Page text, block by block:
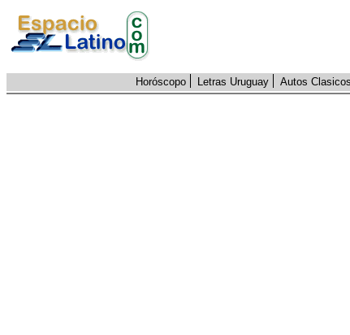
Horóscopo Letras Uruguay Autos Clasicos